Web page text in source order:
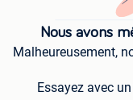
Nous avons
Malheureusement,
Essayez avec